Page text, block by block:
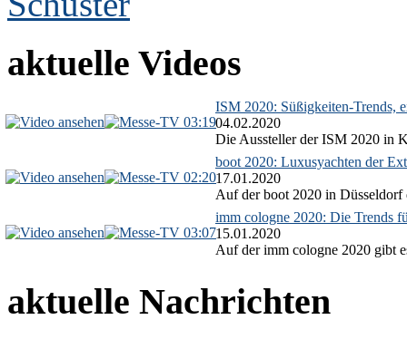
aktuelle Videos
03:19
ISM 2020: Süßigkeiten-Trends,
04.02.2020
Die Aussteller der ISM 2020 in
02:20
boot 2020: Luxusyachten der
17.01.2020
Auf der boot 2020 in Düsseldorf
03:07
imm cologne 2020: Die Trends
15.01.2020
Auf der imm cologne 2020 gibt
aktuelle Nachrichten